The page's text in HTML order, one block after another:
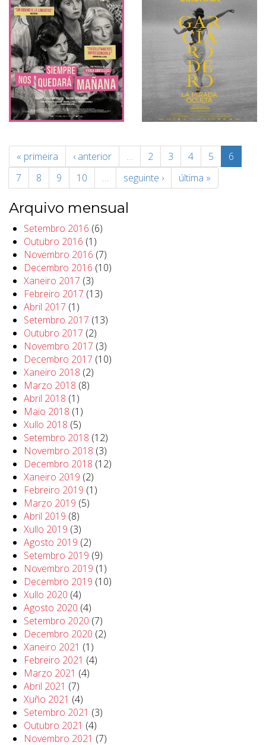
« primeira ‹ anterior … 2 3 4 5
6
7
8 9 10 … seguinte › última »
Arquivo mensual
Setembro 2016 (6)
Outubro 2016 (1)
Novembro 2016 (7)
Decembro 2016 (10)
Xaneiro 2017 (3)
Febreiro 2017 (13)
Abril 2017 (1)
Setembro 2017 (13)
Outubro 2017 (2)
Novembro 2017 (3)
Decembro 2017 (10)
Xaneiro 2018 (2)
Marzo 2018 (8)
Abril 2018 (1)
Maio 2018 (1)
Xullo 2018 (5)
Setembro 2018 (12)
Novembro 2018 (3)
Decembro 2018 (12)
Xaneiro 2019 (2)
Febreiro 2019 (1)
Marzo 2019 (5)
Abril 2019 (8)
Xullo 2019 (3)
Agosto 2019 (2)
Setembro 2019 (9)
Novembro 2019 (1)
Decembro 2019 (10)
Xullo 2020 (4)
Agosto 2020 (4)
Setembro 2020 (7)
Decembro 2020 (2)
Xaneiro 2021 (1)
Febreiro 2021 (4)
Marzo 2021 (4)
Abril 2021 (7)
Xuño 2021 (4)
Setembro 2021 (3)
Outubro 2021 (4)
Novembro 2021 (7)